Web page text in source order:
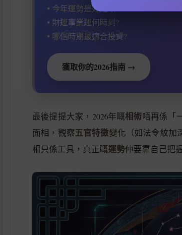
• 今年運勢是好是壞?
• 財運事業運何時到?
• 哪個時期最適合投資?
獲取你的2026指南 →
最後提提大家，2026年嘅相術唔再係「
面相，觀察五官特徵變化（如法令紋加
相只係工具，真正嘅運勢仲要靠自己把